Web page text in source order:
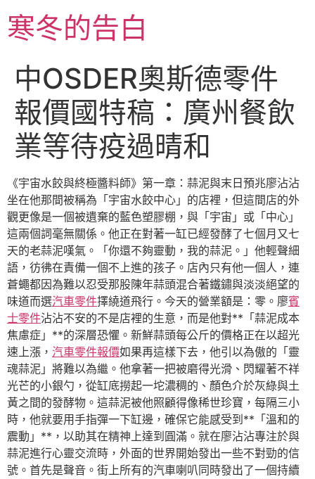
至
主寒冬的告白
中OSDER奧斯德零件
報價國特稿：廣州餐飲
業等待疫過晴和
《宇宙水餃與終極醬料師》第一章：蒜泥與末日預兆廖沾沾
坐在他那間被稱為「宇宙水餃中心」的店裡，但這間店的外
觀更像是一個被遺棄的藍色塑膠棚，與「宇宙」或「中心」
這兩個詞毫無關係。他正在對著一缸已經發酵了七個月又七
天的老蒜泥嘆氣。「你還不夠靈動，我的蒜泥。」他輕聲細
語，彷彿在責備一個不上進的孩子。店內只有他一個人，連
蒼蠅都因為難以忍受那股陳年蒜頭混合著鐵鏽與淡淡絕望的
味道而選汽車零件擇繞道飛行。今天的營業額是：零。廖賓
士零件沾沾不安的不是店裡的生意，而是他對**「蒜泥成本
焦慮症」**的深層恐懼。新鮮蒜頭每公斤的價格正在以超光
速上漲， 汽車零件報價如果再這樣下去，他引以為傲的「靈
魂蒜泥」將難以為繼。他拿著一把被磨得光滑、閃耀著不祥
光芒的小銀勺，從缸底撈起一坨濃稠的、顏色介於灰綠與土
黃之間的發酵物。這蒜泥被他照顧得像稀世珍寶，每隔三小
時，他就要用手指彈一下缸邊，確保它能感受到**「溫和的
震動」**，以助其在精神上達到圓滿。就在廖沾沾專注於與
蒜泥進行心靈交流時，外面的世界開始發出一些不對勁的信
號。首先是聲音。街上所有的汽車喇叭同時發出了一個持續